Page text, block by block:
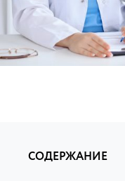
СОДЕРЖАНИЕ